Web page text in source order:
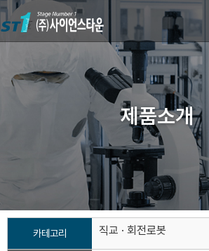
제품소개
카테고리 직교 · 회전로봇